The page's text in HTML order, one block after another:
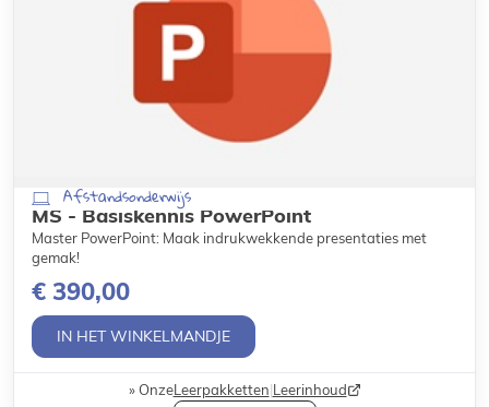
Afstandsonderwijs
MS - Basiskennis PowerPoint
Master PowerPoint: Maak indrukwekkende presentaties met
gemak!
€ 390,00
IN HET WINKELMANDJE
OnzeLeerpakketten|Leerinhoud